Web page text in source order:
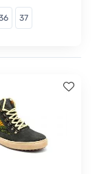
37